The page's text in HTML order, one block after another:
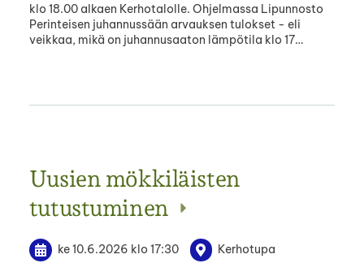
klo 18.00 alkaen Kerhotalolle. Ohjelmassa Lipunnosto
Perinteisen juhannussään arvauksen tulokset - eli
veikkaa, mikä on juhannusaaton lämpötila klo 17…
Uusien mökkiläisten
tutustuminen
ke 10.6.2026 klo 17:30 Kerhotupa